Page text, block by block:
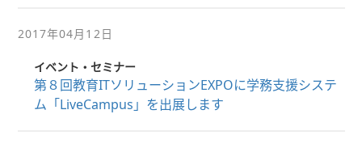
2017年04月12日
イベント・セミナー
第８回教育ITソリューションEXPOに学務支援システ
ム「LiveCampus」を出展します